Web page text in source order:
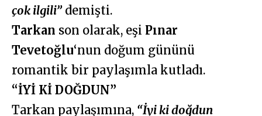
çok ilgili”demişti.
Tarkan son olarak, eşi Pınar
Tevetoğlu‘nun doğum gününü
romantik bir paylaşımla kutladı.
“İYİ Kİ DOĞDUN”
Tarkan paylaşımına, “İyi ki doğdun